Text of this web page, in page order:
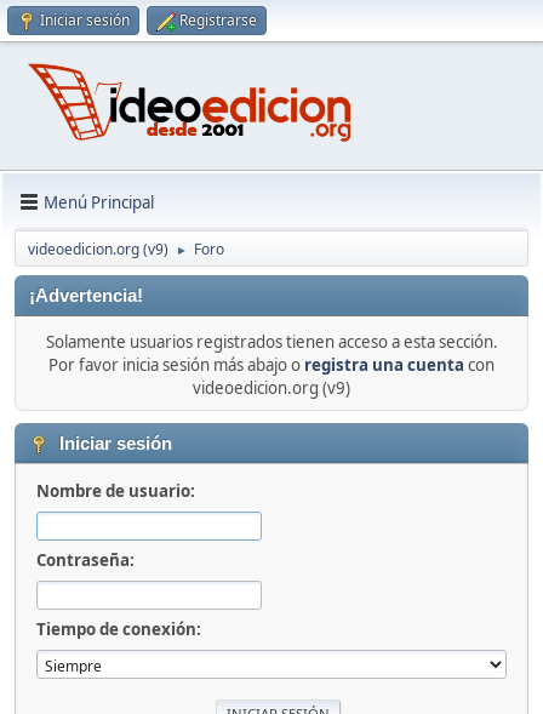
Iniciar sesión Registrarse
Menú Principal
videoedicion.org (v9) ► Foro
¡Advertencia!
Solamente usuarios registrados tienen acceso a esta sección.
Por favor inicia sesión más abajo o registra una cuenta con
videoedicion.org (v9)
Iniciar sesión
Nombre de usuario:
Contraseña:
Tiempo de conexión: